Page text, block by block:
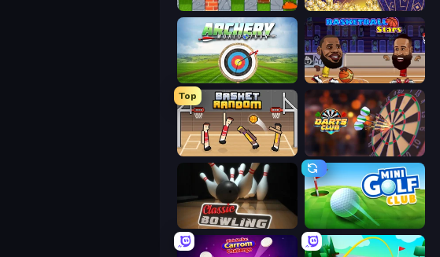
Bomber Friends Las Vegas Poker
Archery World Tour Basketball Stars
Top
Basket Random Darts Club
Classic Bowling Mini Golf Club